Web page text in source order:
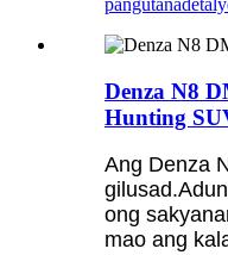
pangutana
Denza N8
Hunting
Ang Denza
ong
mao ang